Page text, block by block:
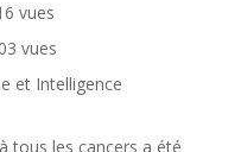
vues
vues
et Intelligence
tous les cancers a été